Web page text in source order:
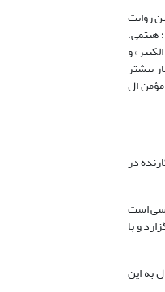
آورده‌اند. همه این محدثین روایت
ابن عباس را از کتاب «التاریخ الکبیر» تالیف محمد بن اسماعیل بخاری و کتاب «ذیل تاریخ بغداد» متعلق به ابن نجار نقل کرده‌اند (سیوطی، 1404، 5: 262؛ نبهانی، 1423، 2: 192؛ هیتمی،
و
بیشتر
بالوحى طرفة عین: مؤمن ال
5: 27).حاصل تتبع و جستجوی نگارنده در
آیا مراد از آیه «کسانی که از آنچه به آنها داده شده می‌دهند در حالی که در دل خود ترس دارند»(مؤمنون: 60) کسی است
و با
به این